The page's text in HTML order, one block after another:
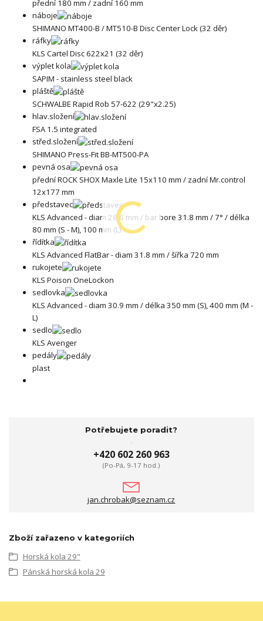
přední 180 mm / zadní 160 mm
náboje
SHIMANO MT400-B / MT510-B Disc Center Lock (32 děr)
ráfky
KLS Cartel Disc 622x21 (32 děr)
výplet kola
SAPIM - stainless steel black
pláště
SCHWALBE Rapid Rob 57-622 (29"x2.25)
hlav.složení
FSA 1.5 integrated
střed.složení
SHIMANO Press-Fit BB-MT500-PA
pevná osa
přední ROCK SHOX Maxle Lite 15x110 mm / zadní Mr.control
12x177 mm
představec
KLS Advanced - diam 28.6 mm / bar bore 31.8 mm / 7° / délka
80 mm (S - M), 100 mm (L)
řídítka
KLS Advanced FlatBar - diam 31.8 mm / šířka 720 mm
rukojete
KLS Poison OneLockon
sedlovka
KLS Advanced - diam 30.9 mm / délka 350 mm (S), 400 mm (M -
L)
sedlo
KLS Avenger
pedály
plast
Potřebujete poradit?
+420 602 260 963
(Po-Pá, 9-17 hod.)
jan.chrobak@seznam.cz
Zboží zařazeno v kategoriích
Horská kola 29"
Pánská horská kola 29